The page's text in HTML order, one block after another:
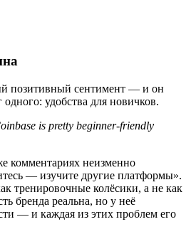
позитивный сентимент — и он
одного: удобства для новичков.
is pretty beginner-friendly
комментариях неизменно
— изучите другие платформы».
тренировочные колёсики, а не как
бренда реальна, но у неё
— и каждая из этих проблем его